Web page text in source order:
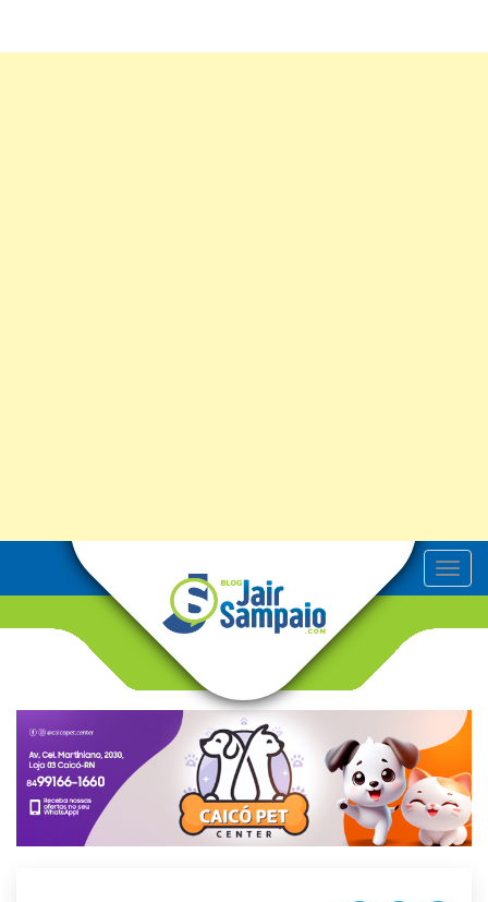
T
o
v
g
t
i
o
n